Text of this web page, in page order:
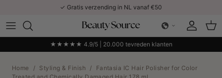
✓ Gratis verzending in NL vanaf €50
Account
★★★★★ 4.9/5 | 20.000 tevreden klanten
Home / Styling & Finish /
Fantasia IC Hair Polisher for Color